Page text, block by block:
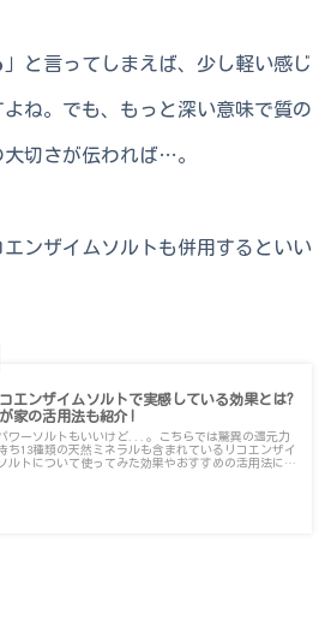
」と言ってしまえば、少し軽い感じ
ね。でも、もっと深い意味で質の
切さが伝われば…。
エンザイムソルトも併用するといい
エンザイムソルトで実感している効果とは?
家の活用法も紹介!
ワーソルトもいいけど...。こちらでは驚異の還元力
ち13種類の天然ミネラルも含まれているリコエンザイ
ルトについて使ってみた効果やおすすめの活用法につ